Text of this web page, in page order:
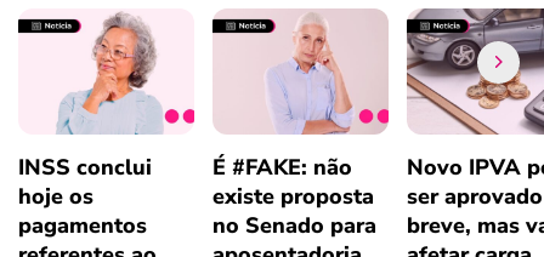
INSS conclui
hoje os
pagamentos
É #FAKE: não
existe proposta
no Senado para
Novo IPVA
ser
breve, mas